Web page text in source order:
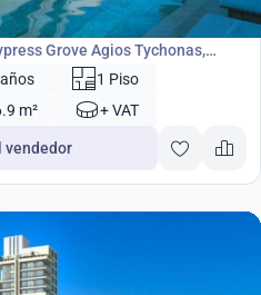
Grove Agios Tychonas,
1 Piso
m² + VAT
vendedor